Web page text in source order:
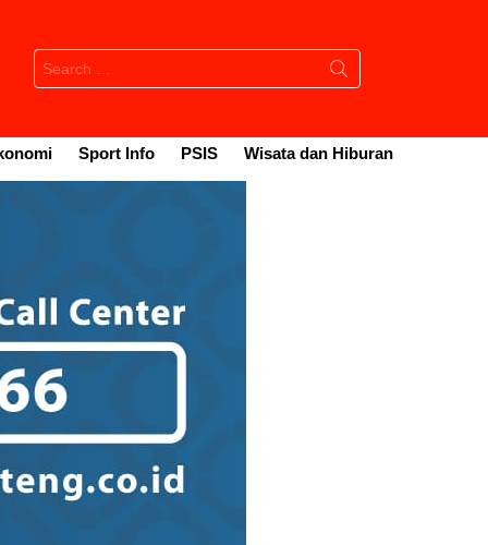
Search
for:
Sport Info PSIS Wisata dan Hiburan